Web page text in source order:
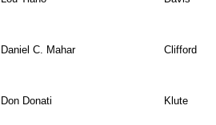
Daniel C. Mahar Clifford
Don Donati Klute